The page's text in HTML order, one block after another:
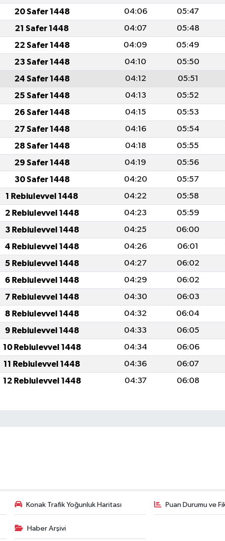
20 Safer 1448 04:06 05:47
21 Safer 1448 04:07 05:48
22 Safer 1448 04:09 05:49
23 Safer 1448 04:10 05:50
24 Safer 1448 04:12 05:51
25 Safer 1448 04:13 05:52
26 Safer 1448 04:15 05:53
27 Safer 1448 04:16 05:54
28 Safer 1448 04:18 05:55
29 Safer 1448 04:19 05:56
30 Safer 1448 04:20 05:57
1 Rebiulevvel 1448 04:22 05:58
2 Rebiulevvel 1448 04:23 05:59
3 Rebiulevvel 1448 04:25 06:00
4 Rebiulevvel 1448 04:26 06:01
5 Rebiulevvel 1448 04:27 06:02
6 Rebiulevvel 1448 04:29 06:02
7 Rebiulevvel 1448 04:30 06:03
8 Rebiulevvel 1448 04:32 06:04
9 Rebiulevvel 1448 04:33 06:05
10 Rebiulevvel 1448 04:34 06:06
11 Rebiulevvel 1448 04:36 06:07
12 Rebiulevvel 1448 04:37 06:08
Konak Trafik Yoğunluk Haritası Puan Durumu ve
Haber Arşivi